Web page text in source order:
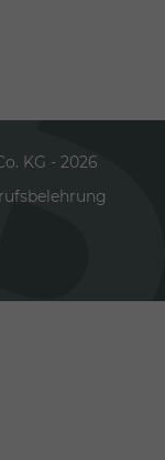
KG - 2026